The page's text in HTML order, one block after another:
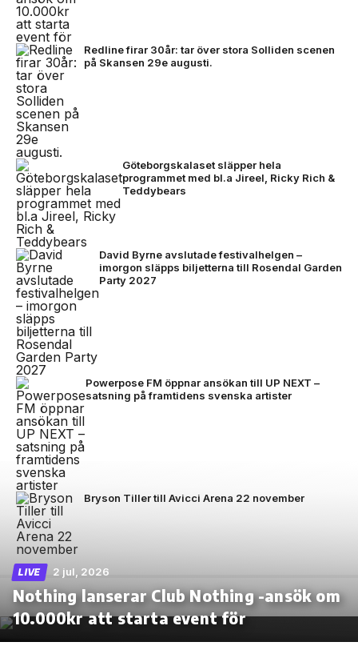
Redline firar 30år: tar över stora Solliden scenen
på Skansen 29e augusti.
Göteborgskalaset släpper hela
programmet med bl.a Jireel, Ricky Rich &
Teddybears
David Byrne avslutade festivalhelgen –
imorgon släpps biljetterna till Rosendal Garden
Party 2027
Powerpose FM öppnar ansökan till UP NEXT –
satsning på framtidens svenska artister
Bryson Tiller till Avicci Arena 22 november
LIVE 2 jul, 2026
Nothing lanserar Club Nothing -ansök om
10.000kr att starta event för